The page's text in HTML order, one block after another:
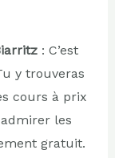
: C’est
y trouveras
cours à prix
les
gratuit.